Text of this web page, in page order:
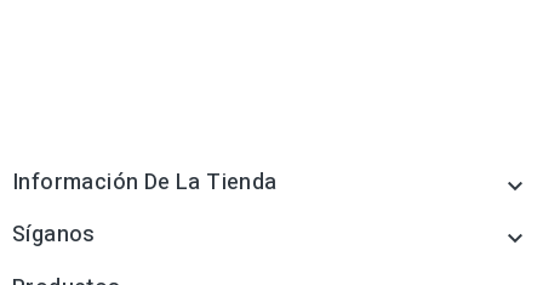
Información De La Tienda 
Síganos 